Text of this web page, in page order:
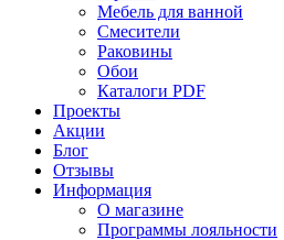
Мебель для ванной
Смесители
Раковины
Обои
Каталоги PDF
Проекты
Акции
Блог
Отзывы
Информация
О магазине
Программы лояльности